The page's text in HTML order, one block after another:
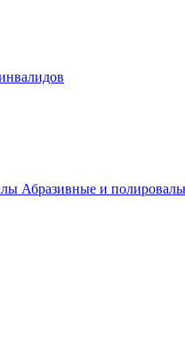
Абразивные и